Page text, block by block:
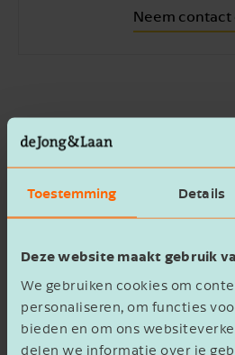
Toestemming Details
Deze website maakt gebruik
We gebruiken cookies om
personaliseren, om functies
bieden en om ons
delen we informatie over je
Neem contact
Voorwaarden
Om gebruik te kunnen
regels voor een onbelaste
vrijwilligersvergoeding moet
je organisatie: